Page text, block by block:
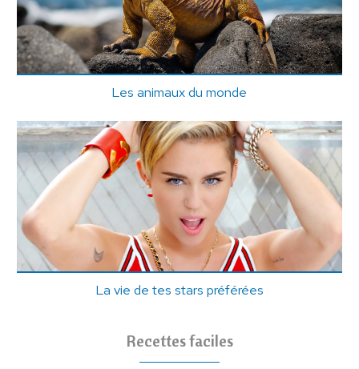
Les animaux du monde
La vie de tes stars préférées
Recettes faciles